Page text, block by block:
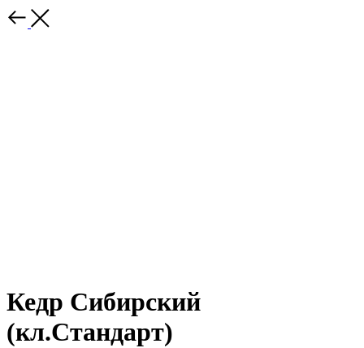
Кедр Сибирский
(кл.Стандарт)